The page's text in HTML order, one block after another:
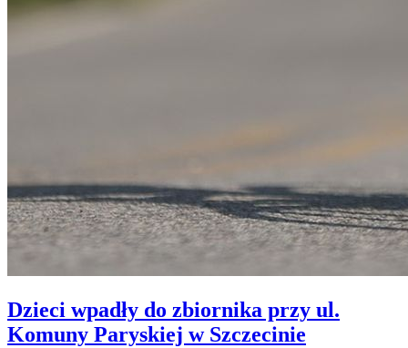
Dzieci wpadły do zbiornika przy ul.
Komuny Paryskiej w Szczecinie